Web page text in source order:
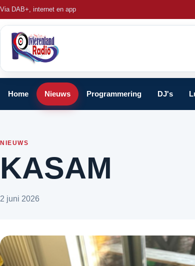
Via DAB+, internet en app
Home Nieuws Programmering DJ's
NIEUWS
KASAM
2 juni 2026